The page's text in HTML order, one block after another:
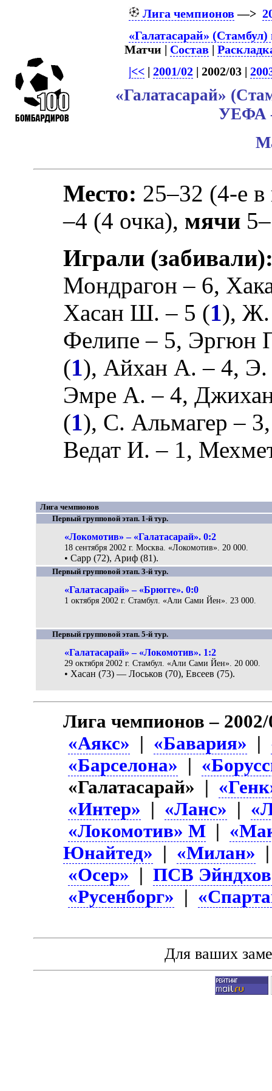
Лига чемпионов—>
«Галатасарай»
Матчи | Состав |
|<< |2001/02 | 2002/03 |
«Галатасарай»
УЕФА
Место: 25–32 (4-е
–4 (4 очка), мячи
Играли
Мондрагон – 6,
Хасан Ш. – 5 (1),Ж.
Фелипе – 5, Эргюн
(1), Айхан А. – 4, Э.
Эмре А. – 4,
(1), С. Альмагер –
Ведат И. – 1,
Лига чемпионов
Первый групповой этап. 1-й тур.
«Локомотив» – «Галатасарай». 0:2
18 сентября 2002 г. Москва. «Локомотив». 20 000.
• Сарр (72), Ариф (81).
Первый групповой этап. 3-й тур.
«Галатасарай» – «Брюгге». 0:0
1 октября 2002 г. Стамбул. «Али Сами Йен». 23 000.
Первый групповой этап. 5-й тур.
«Галатасарай» – «Локомотив». 1:2
29 октября 2002 г. Стамбул. «Али Сами Йен». 20 000.
• Хасан (73) — Лоськов (70), Евсеев (75).
Лига чемпионов –
«Аякс» | «Бавария» |
«Барселона» |
«Галатасарай» |
«Интер» | «Ланс» |
«Локомотив» М |
Юнайтед» | «Милан»
«Осер» |ПСВ
«Русенборг» |
Для ваших